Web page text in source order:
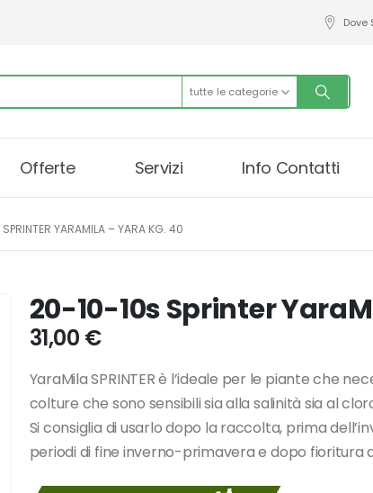
Dove
tutte le categorie
Offerte Servizi Info Contatti
YARAMILA – YARA KG. 40
20-10-10s Sprinter
31,00 €
YaraMila SPRINTER è l’ideale per le piante che
colture che sono sensibili sia alla salinità sia al
Si consiglia di usarlo dopo la raccolta, prima
periodi di fine inverno-primavera e dopo fioritura